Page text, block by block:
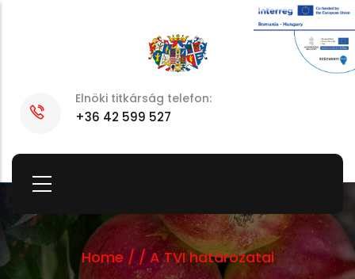
Elnöki titkárság telefon:
+36 42 599 527
Home / / A TVI határozatai